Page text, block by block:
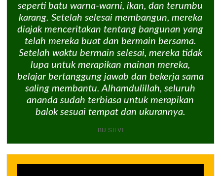
seperti batu warna-warni, ikan, dan terumbu
karang. Setelah selesai membangun, mereka
diajak menceritakan tentang bangunan yang
telah mereka buat dan bermain bersama.
Setelah waktu bermain selesai, mereka tidak
lupa untuk merapikan mainan mereka,
belajar bertanggung jawab dan bekerja sama
saling membantu. Alhamdulillah, seluruh
ananda sudah terbiasa untuk merapikan
balok sesuai tempat dan ukurannya.
BU SILVI